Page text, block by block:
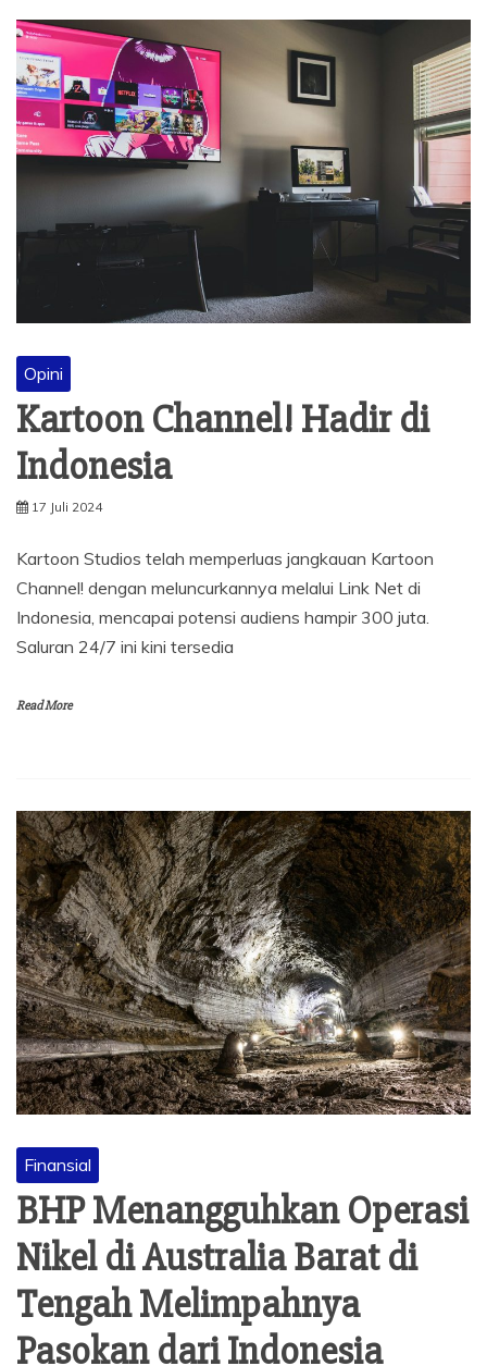
Opini
Kartoon Channel! Hadir di
Indonesia
17 Juli 2024
Kartoon Studios telah memperluas jangkauan Kartoon
Channel! dengan meluncurkannya melalui Link Net di
Indonesia, mencapai potensi audiens hampir 300 juta.
Saluran 24/7 ini kini tersedia
Read More
Finansial
BHP Menangguhkan Operasi
Nikel di Australia Barat di
Tengah Melimpahnya
Pasokan dari Indonesia